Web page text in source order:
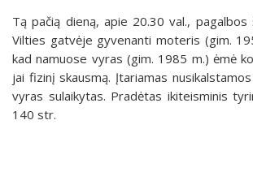
Tą pačią dieną, apie 20.30 val., pagalbos
Vilties gatvėje gyvenanti moteris (gim.
kad namuose vyras (gim. 1985 m.) ėmė
jai fizinį skausmą. Įtariamas
vyras sulaikytas. Pradėtas ikiteisminis
140 str.